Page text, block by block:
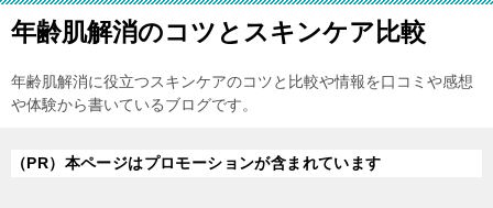
年齢肌解消のコツとスキンケア比較
年齢肌解消に役立つスキンケアのコツと比較や情報を口コミや感想
や体験から書いているブログです。
（PR）本ページはプロモーションが含まれています